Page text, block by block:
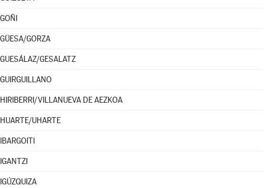
GOÑI
GÜESA/GORZA
GUESÁLAZ/GESALATZ
GUIRGUILLANO
HIRIBERRI/VILLANUEVA DE AEZKOA
HUARTE/UHARTE
IBARGOITI
IGANTZI
IGÚZQUIZA